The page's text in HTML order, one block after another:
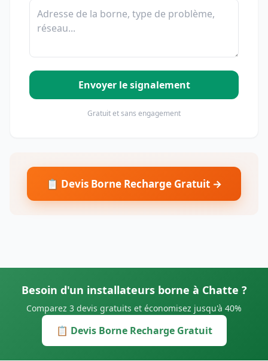
Envoyer le signalement
Gratuit et sans engagement
📋 Devis Borne Recharge Gratuit →
Besoin d'un installateurs borne à Chatte ?
Comparez 3 devis gratuits et économisez jusqu'à 40%
📋 Devis Borne Recharge Gratuit